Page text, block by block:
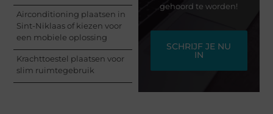
Airconditioning plaatsen in
Sint-Niklaas of kiezen voor
een mobiele oplossing
Krachttoestel plaatsen voor
slim ruimtegebruik
gehoord te worden!
SCHRIJF JE NU
IN